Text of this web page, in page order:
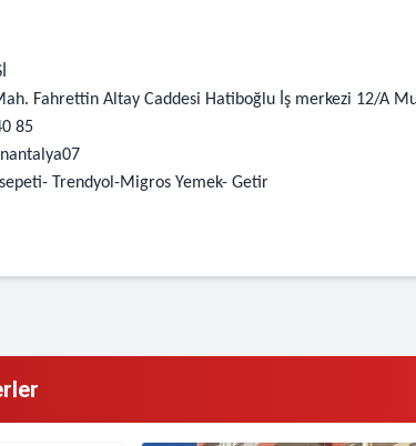
Fahrettin Altay Caddesi Hatiboğlu İş merkezi 12/A
85
sepeti- Trendyol-Migros Yemek- Getir